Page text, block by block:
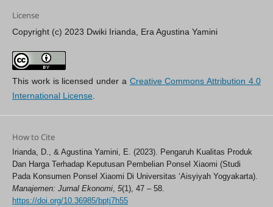
License
Copyright (c) 2023 Dwiki Irianda, Era Agustina Yamini
This work is licensed under a Creative Commons Attribution 4.0
International License.
How to Cite
Irianda, D., & Agustina Yamini, E. (2023). Pengaruh Kualitas Produk
Dan Harga Terhadap Keputusan Pembelian Ponsel Xiaomi (Studi
Pada Konsumen Ponsel Xiaomi Di Universitas ‘Aisyiyah Yogyakarta).
Manajemen: Jurnal Ekonomi, 5(1), 47 – 58.
https://doi.org/10.36985/bptj7h55